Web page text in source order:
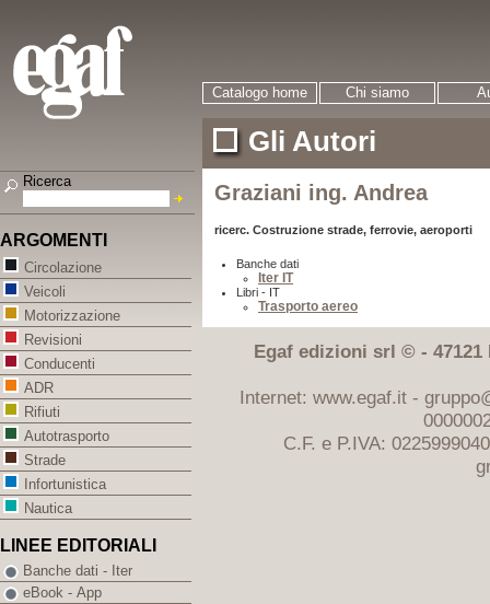
Catalogo home Chi siamo
Gli Autori
Graziani ing. Andrea
ricerc. Costruzione strade, ferrovie, aeroporti
Banche dati
Iter IT
Libri - IT
Trasporto aereo
Egaf edizioni srl © - 47121
Internet: www.egaf.it -
C.F. e P.IVA:
Ricerca
ARGOMENTI
Circolazione
Veicoli
Motorizzazione
Revisioni
Conducenti
ADR
Rifiuti
Autotrasporto
Strade
Infortunistica
Nautica
LINEE EDITORIALI
Banche dati - Iter
eBook - App